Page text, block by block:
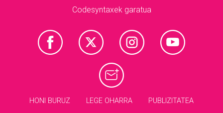
Codesyntaxek garatua
HONI BURUZ LEGE OHARRA PUBLIZITATEA